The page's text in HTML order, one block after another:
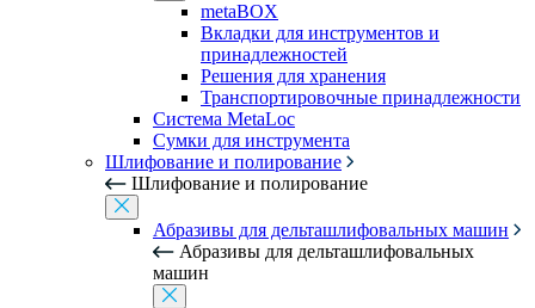
metaBOX
Вкладки для инструментов и
принадлежностей
Решения для хранения
Транспортировочные принадлежности
Система MetaLoc
Сумки для инструмента
Шлифование и полирование
Шлифование и полирование
Абразивы для дельташлифовальных машин
Абразивы для дельташлифовальных
машин